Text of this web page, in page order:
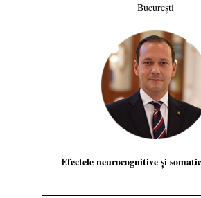
București
Efectele neurocognitive și